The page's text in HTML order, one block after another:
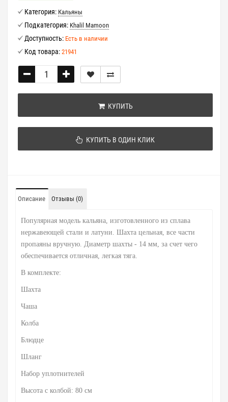
Категория: Кальяны
Подкатегория: Khalil Mamoon
Доступность: Есть в наличии
Код товара: 21941
КУПИТЬ
КУПИТЬ В ОДИН КЛИК
Описание Отзывы (0)
Популярная модель кальяна, изготовленного из сплава
нержавеющей стали и латуни. Шахта цельная, все части
пропаяны вручную. Диаметр шахты - 14 мм, за счет чего
обеспечивается отличная, легкая тяга.
В комплекте:
Шахта
Чаша
Колба
Блюдце
Шланг
Набор уплотнителей
Высота с колбой: 80 см